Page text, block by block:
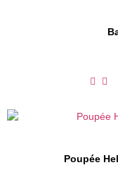
Poupée